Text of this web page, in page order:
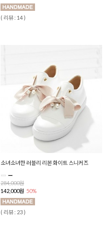
( 리뷰 : 14 )
소녀소녀한 러블리 리본 화이트 스니커즈
284,000원
142,000원 50%
( 리뷰 : 23 )